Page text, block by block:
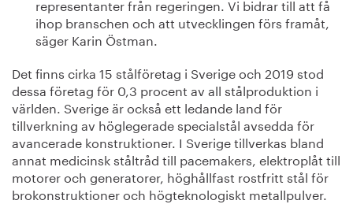
representanter från regeringen. Vi bidrar till att få
ihop branschen och att utvecklingen förs framåt,
säger Karin Östman.
Det finns cirka 15 stålföretag i Sverige och 2019 stod
dessa företag för 0,3 procent av all stålproduktion i
världen. Sverige är också ett ledande land för
tillverkning av höglegerade specialstål avsedda för
avancerade konstruktioner. I Sverige tillverkas bland
annat medicinsk ståltråd till pacemakers, elektroplåt till
motorer och generatorer, höghållfast rostfritt stål för
brokonstruktioner och högteknologiskt metallpulver.